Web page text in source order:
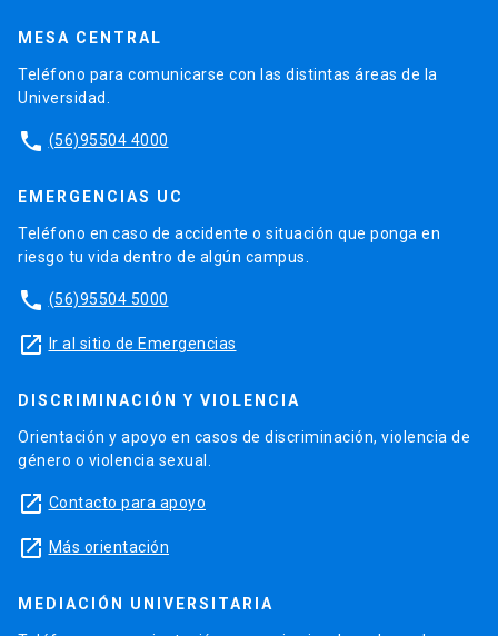
MESA CENTRAL
Teléfono para comunicarse con las distintas áreas de la
Universidad.
phone (56)95504 4000
EMERGENCIAS UC
Teléfono en caso de accidente o situación que ponga en
riesgo tu vida dentro de algún campus.
phone (56)95504 5000
launch Ir al sitio de Emergencias
DISCRIMINACIÓN Y VIOLENCIA
Orientación y apoyo en casos de discriminación, violencia de
género o violencia sexual.
launch Contacto para apoyo
launch Más orientación
MEDIACIÓN UNIVERSITARIA